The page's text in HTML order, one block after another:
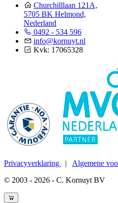
Churchilllaan 121A,
5705 BK Helmond,
Nederland
0492 - 534 596
info@kornuyt.nl
Kvk: 17065328
Privacyverklaring | Algemene
© 2003 - 2026 - C. Kornuyt BV